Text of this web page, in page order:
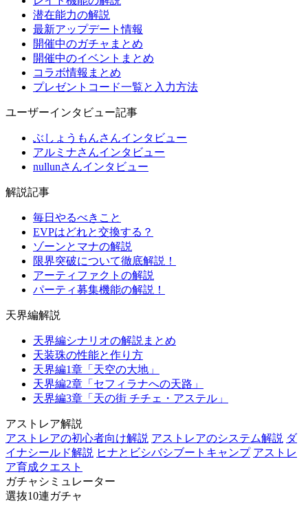
潜在能力の解説
最新アップデート情報
開催中のガチャまとめ
開催中のイベントまとめ
コラボ情報まとめ
プレゼントコード一覧と入力方法
ユーザーインタビュー記事
ぶしょうもんさんインタビュー
アルミナさんインタビュー
nullunさんインタビュー
解説記事
毎日やるべきこと
EVPはどれと交換する？
ゾーンとマナの解説
限界突破について徹底解説！
アーティファクトの解説
パーティ募集機能の解説！
天界編解説
天界編シナリオの解説まとめ
天装珠の性能と作り方
天界編1章「天空の大地」
天界編2章「セフィラナへの天路」
天界編3章「天の街 チチェ・アステル」
アストレア解説
アストレアの初心者向け解説 アストレアのシステム解説 ダ
イナシールド解説 ヒナとビシバシブートキャンプ アストレ
ア育成クエスト
ガチャシミュレーター
選抜10連ガチャ